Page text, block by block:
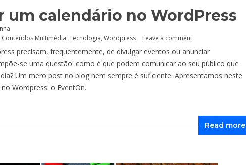
um calendário no WordPress
Conteúdos Multimédia, Tecnologia, Wordpress Leave a comment
precisam, frequentemente, de divulgar eventos ou anunciar
se uma questão: como é que podem comunicar ao seu público que
Um mero post no blog nem sempre é suficiente. Apresentamos neste
Wordpress: o EventOn.
Read more